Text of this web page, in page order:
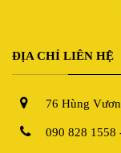
ĐỊA CHỈ LIÊN HỆ
76 Hùng
090 828 1558